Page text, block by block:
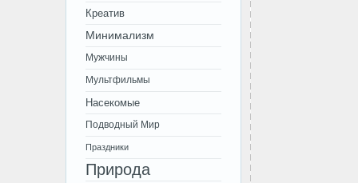
Креатив
Минимализм
Мужчины
Мультфильмы
Насекомые
Подводный Мир
Праздники
Природа